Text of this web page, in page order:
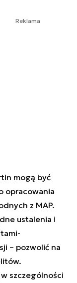
Reklama
mogą być
opracowania
z MAP.
ustalenia i
– pozwolić na
szczególności